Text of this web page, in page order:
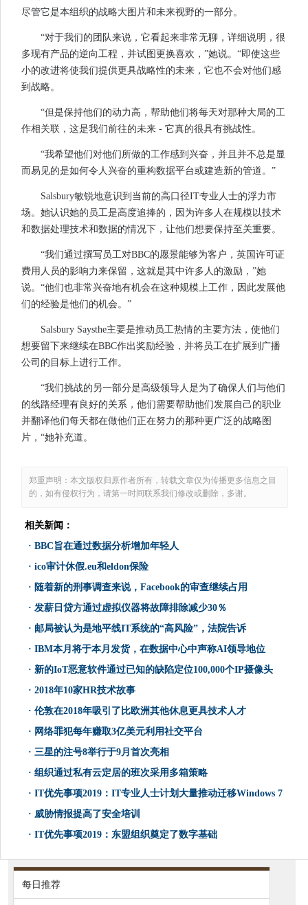
尽管它是本组织的战略大图片和未来视野的一部分。
“对于我们的团队来说，它看起来非常无聊，详细说明，很
多现有产品的逆向工程，并试图更换喜欢，”她说。“即使这些
小的改进将使我们提供更具战略性的未来，它也不会对他们感
到战略。
“但是保持他们的动力高，帮助他们将每天对那种大局的工
作相关联，这是我们前往的未来 - 它真的很具有挑战性。
“我希望他们对他们所做的工作感到兴奋，并且并不总是显
而易见的是如何令人兴奋的重构数据平台或建造新的管道。”
Salsbury敏锐地意识到当前的高口径IT专业人士的浮力市
场。她认识她的员工是高度追捧的，因为许多人在规模以技术
和数据处理技术和数据的情况下，让他们想要保持至关重要。
“我们通过撰写员工对BBC的愿景能够为客户，英国许可证
费用人员的影响力来保留，这就是其中许多人的激励，”她
说。“他们也非常兴奋地有机会在这种规模上工作，因此发展他
们的经验是他们的机会。”
Salsbury Saysthe主要是推动员工热情的主要方法，使他们
想要留下来继续在BBC作出奖励经验，并将员工在扩展到广播
公司的目标上进行工作。
“我们挑战的另一部分是高级领导人是为了确保人们与他们
的线路经理有良好的关系，他们需要帮助他们发展自己的职业
并翻译他们每天都在做他们正在努力的那种更广泛的战略图
片，“她补充道。
郑重声明：本文版权归原作者所有，转载文章仅为传播更多信息之目
的，如有侵权行为，请第一时间联系我们修改或删除，多谢。
相关新闻：
· BBC旨在通过数据分析增加年轻人
· ico审计休假.eu和eldon保险
· 随着新的刑事调查来说，Facebook的审查继续占用
· 发薪日贷方通过虚拟仪器将故障排除减少30％
· 邮局被认为是地平线IT系统的“高风险”，法院告诉
· IBM本月将于本月发货，在数据中心中声称AI领导地位
· 新的IoT恶意软件通过已知的缺陷定位100,000个IP摄像头
· 2018年10家HR技术故事
· 伦敦在2018年吸引了比欧洲其他休息更具技术人才
· 网络罪犯每年赚取3亿美元利用社交平台
· 三星的注号8举行于9月首次亮相
· 组织通过私有云定居的班次采用多箱策略
· IT优先事项2019：IT专业人士计划大量推动迁移Windows 7
· 威胁情报提高了安全培训
· IT优先事项2019：东盟组织奠定了数字基础
每日推荐